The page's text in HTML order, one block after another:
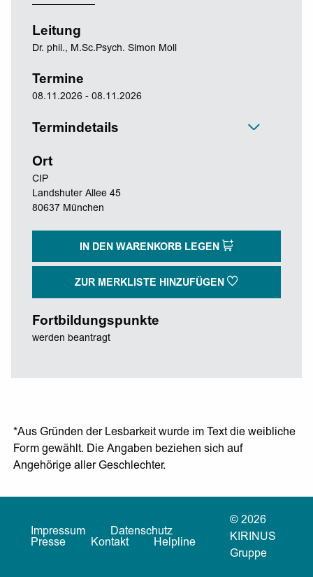
Leitung
Dr. phil., M.Sc.Psych. Simon Moll
Termine
08.11.2026 - 08.11.2026
Termindetails
Ort
CIP
Landshuter Allee 45
80637 München
IN DEN WARENKORB LEGEN
ZUR MERKLISTE HINZUFÜGEN
Fortbildungspunkte
werden beantragt
*Aus Gründen der Lesbarkeit wurde im Text die weibliche
Form gewählt. Die Angaben beziehen sich auf
Angehörige aller Geschlechter.
Impressum
Datenschutz
Presse
Kontakt Helpline
© 2026
KIRINUS
Gruppe